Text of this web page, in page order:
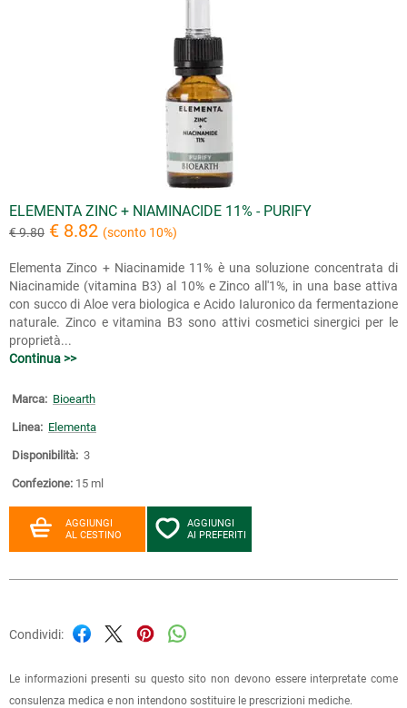
ELEMENTA ZINC + NIAMINACIDE 11% - PURIFY
€ 9.80 € 8.82 (sconto 10%)
Elementa Zinco + Niacinamide 11% è una soluzione concentrata di
Niacinamide (vitamina B3) al 10% e Zinco all'1%, in una base attiva
con succo di Aloe vera biologica e Acido Ialuronico da fermentazione
naturale. Zinco e vitamina B3 sono attivi cosmetici sinergici per le
proprietà...
Continua >>
Marca: Bioearth
Linea: Elementa
Disponibilità: 3
Confezione: 15 ml
AGGIUNGI
AL CESTINO
AGGIUNGI
AI PREFERITI
Condividi:
Le informazioni presenti su questo sito non devono essere interpretate come
consulenza medica e non intendono sostituire le prescrizioni mediche.